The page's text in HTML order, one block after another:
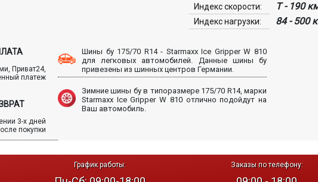
Индекс скорости: T - 190
Индекс нагрузки: 84 - 500
Приват24,
платеж
3-х дней
покупки
Шины бу 175/70 R14 - Starmaxx Ice Gripper W 810
для легковых автомобилей. Данные шины бу
привезены из шинных центров Германии.
Зимние шины бу в типоразмере 175/70 R14, марки
Starmaxx Ice Gripper W 810 отлично подойдут на
Ваш автомобиль.
График работы: Заказы по телефону: